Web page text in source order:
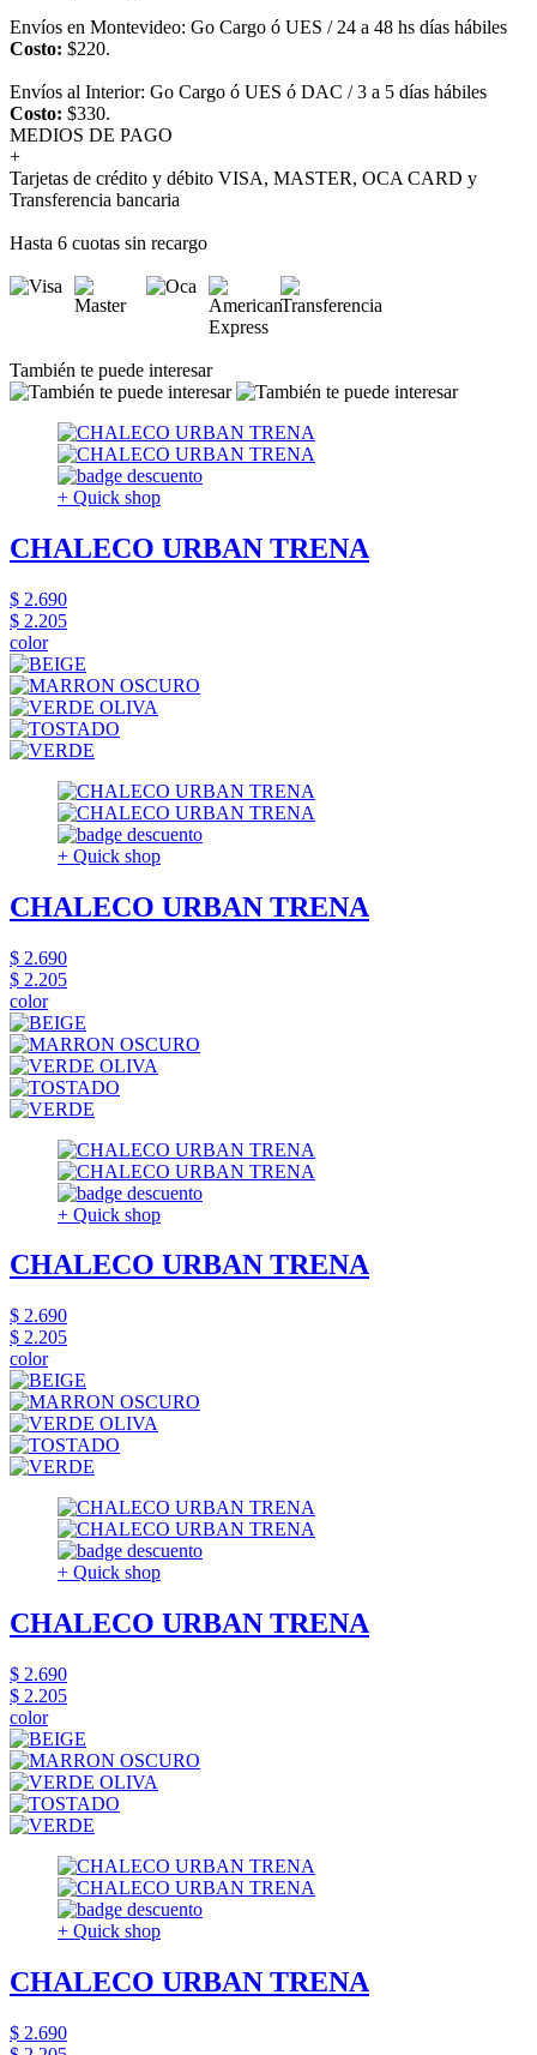
Envíos en Montevideo: Go Cargo ó UES / 24 a 48 hs días hábiles
Costo: $220.
Envíos al Interior: Go Cargo ó UES ó DAC / 3 a 5 días hábiles
Costo: $330.
MEDIOS DE PAGO
+
Tarjetas de crédito y débito VISA, MASTER, OCA CARD y
Transferencia bancaria
Hasta 6 cuotas sin recargo
También te puede interesar
+ Quick shop
CHALECO URBAN TRENA
$ 2.690
$ 2.205
color
+ Quick shop
CHALECO URBAN TRENA
$ 2.690
$ 2.205
color
+ Quick shop
CHALECO URBAN TRENA
$ 2.690
$ 2.205
color
+ Quick shop
CHALECO URBAN TRENA
$ 2.690
$ 2.205
color
+ Quick shop
CHALECO URBAN TRENA
$ 2.690